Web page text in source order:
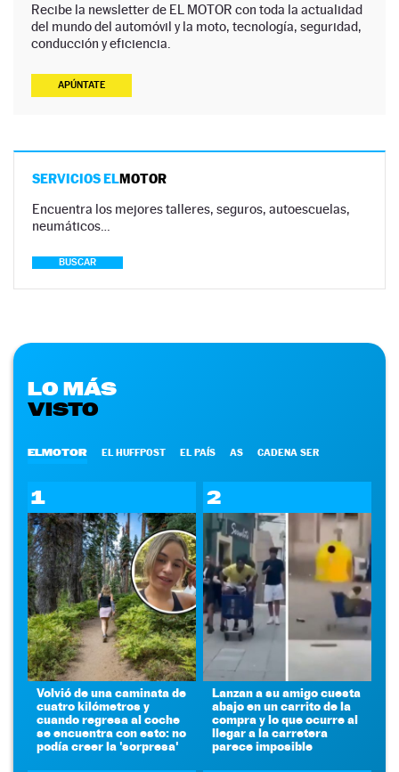
Recibe la newsletter de EL MOTOR con toda la actualidad
del mundo del automóvil y la moto, tecnología, seguridad,
conducción y eficiencia.
APÚNTATE
SERVICIOS ELMOTOR
Encuentra los mejores talleres, seguros, autoescuelas,
neumáticos…
BUSCAR
LO MÁS
VISTO
ELMOTOR EL HUFFPOST EL PAÍS AS CADENA SER
1
Volvió de una caminata de
cuatro kilómetros y
cuando regresa al coche
se encuentra con esto: no
podía creer la 'sorpresa'
2
Lanzan a su amigo cuesta
abajo en un carrito de la
compra y lo que ocurre al
llegar a la carretera
parece imposible